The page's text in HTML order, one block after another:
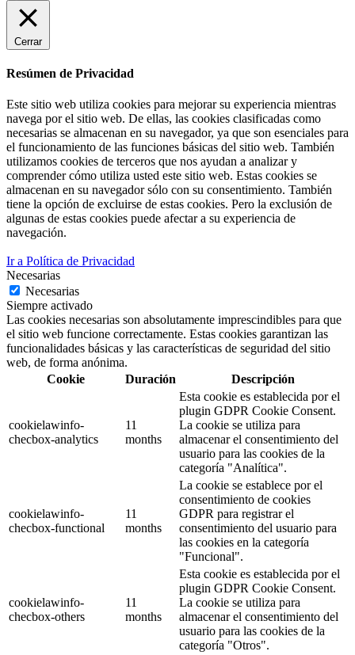
Cerrar
Resúmen de Privacidad
Este sitio web utiliza cookies para mejorar su experiencia mientras
navega por el sitio web. De ellas, las cookies clasificadas como
necesarias se almacenan en su navegador, ya que son esenciales para
el funcionamiento de las funciones básicas del sitio web. También
utilizamos cookies de terceros que nos ayudan a analizar y
comprender cómo utiliza usted este sitio web. Estas cookies se
almacenan en su navegador sólo con su consentimiento. También
tiene la opción de excluirse de estas cookies. Pero la exclusión de
algunas de estas cookies puede afectar a su experiencia de
navegación.
Ir a Política de Privacidad
Necesarias
Necesarias
Siempre activado
Las cookies necesarias son absolutamente imprescindibles para que
el sitio web funcione correctamente. Estas cookies garantizan las
funcionalidades básicas y las características de seguridad del sitio
web, de forma anónima.
Cookie
Duración Descripción
cookielawinfo-
checbox-analytics
11
months
Esta cookie es establecida por el
plugin GDPR Cookie Consent.
La cookie se utiliza para
almacenar el consentimiento del
usuario para las cookies de la
categoría "Analítica".
cookielawinfo-
checbox-functional
11
months
La cookie se establece por el
consentimiento de cookies
GDPR para registrar el
consentimiento del usuario para
las cookies en la categoría
"Funcional".
cookielawinfo-
checbox-others
11
months
Esta cookie es establecida por el
plugin GDPR Cookie Consent.
La cookie se utiliza para
almacenar el consentimiento del
usuario para las cookies de la
categoría "Otros".